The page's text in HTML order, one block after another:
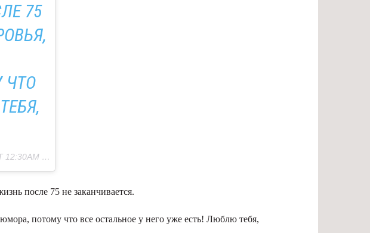
75
ЧТО
PST
после 75 не заканчивается.
потому что все остальное у него уже есть! Люблю тебя,